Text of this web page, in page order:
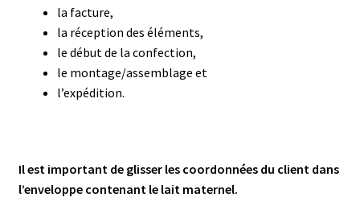
la facture,
la réception des éléments,
le début de la confection,
le montage/assemblage et
l’expédition.
Il est important de glisser les coordonnées du client dans
l’enveloppe contenant le lait maternel.